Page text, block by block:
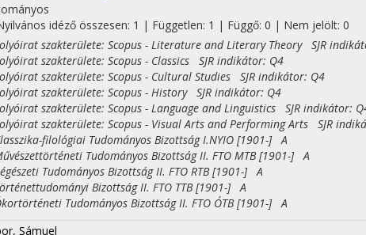
idéző összesen: 1 | Független: 1 | Függő: 0 | Nem jelölt: 0
szakterülete: Scopus - Literature and Literary Theory SJR
szakterülete: Scopus - Classics SJR indikátor: Q4
szakterülete: Scopus - Cultural Studies SJR indikátor: Q4
szakterülete: Scopus - History SJR indikátor: Q4
szakterülete: Scopus - Language and Linguistics SJR indikátor:
szakterülete: Scopus - Visual Arts and Performing Arts SJR
filológiai Tudományos Bizottság I.NYIO [1901-] A
Tudományos Bizottság II. FTO MTB [1901-] A
Tudományos Bizottság II. FTO RTB [1901-] A
Bizottság II. FTO TTB [1901-] A
Tudományos Bizottság II. FTO ÓTB [1901-] A
Sámuel